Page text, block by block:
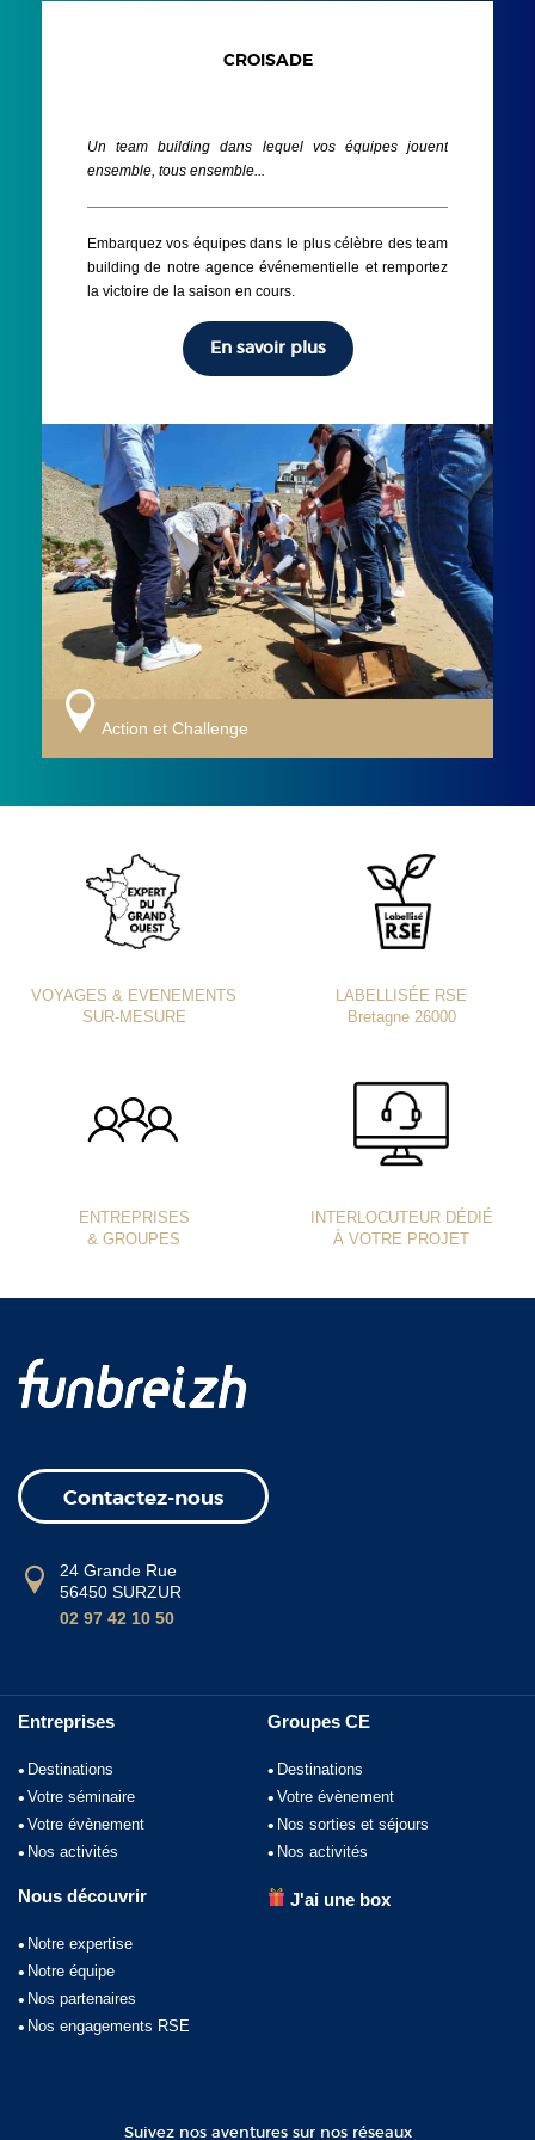
CROISADE
Un team building dans lequel vos équipes jouent
ensemble, tous ensemble...
Embarquez vos équipes dans le plus célèbre des team
building de notre agence événementielle et remportez
la victoire de la saison en cours.
En savoir plus
Action et Challenge
VOYAGES & EVENEMENTS
SUR-MESURE
LABELLISÉE RSE
Bretagne 26000
ENTREPRISES
& GROUPES
INTERLOCUTEUR DÉDIÉ
À VOTRE PROJET
Contactez-nous
24 Grande Rue
56450 SURZUR
02 97 42 10 50
Entreprises
Destinations
Votre séminaire
Votre évènement
Nos activités
Groupes CE
Destinations
Votre évènement
Nos sorties et séjours
Nos activités
Nous découvrir
Notre expertise
Notre équipe
Nos partenaires
Nos engagements RSE
J'ai une box
Suivez nos aventures sur nos réseaux